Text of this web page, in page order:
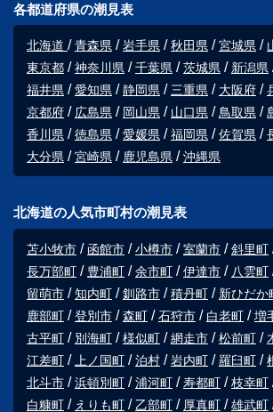
各都道府県の潮見表
北海道 青森県 岩手県 秋田県 宮城県
東京都
神奈川県 千葉県 茨城県 新潟県
福井県
愛知県 静岡県 三重県 大阪府
京都府
広島県 岡山県 山口県 鳥取県
香川県
徳島県 愛媛県 福岡県 佐賀県
大分県
宮崎県 鹿児島県 沖縄県
北海道の人気市町村の潮見表
苫小牧市 函館市 小樽市 室蘭市 斜里町
長万部町
豊浦町 余市町 伊達市 八雲町
留萌市
知内町 釧路市 積丹町 新ひだか
鹿部町
登別市 森町 石狩市 白老町 増
古平町
別海町 様似町 網走市 松前町
江差町
上ノ国町 泊村 岩内町 羅臼町
北斗市
浜頓別町 浦河町 寿都町 枝幸町
白糠町
えりも町 乙部町 厚真町 雄武町